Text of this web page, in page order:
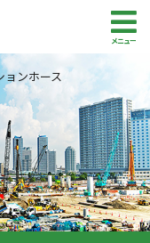
メニュー
ョンホース